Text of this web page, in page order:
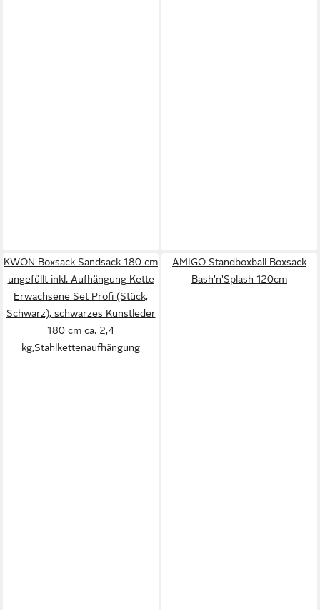
KWON Boxsack Sandsack 180 cm
ungefüllt inkl. Aufhängung Kette
Erwachsene Set Profi (Stück,
Schwarz), schwarzes Kunstleder
180 cm ca. 2,4
kg,Stahlkettenaufhängung
AMIGO Standboxball Boxsack
Bash'n'Splash 120cm